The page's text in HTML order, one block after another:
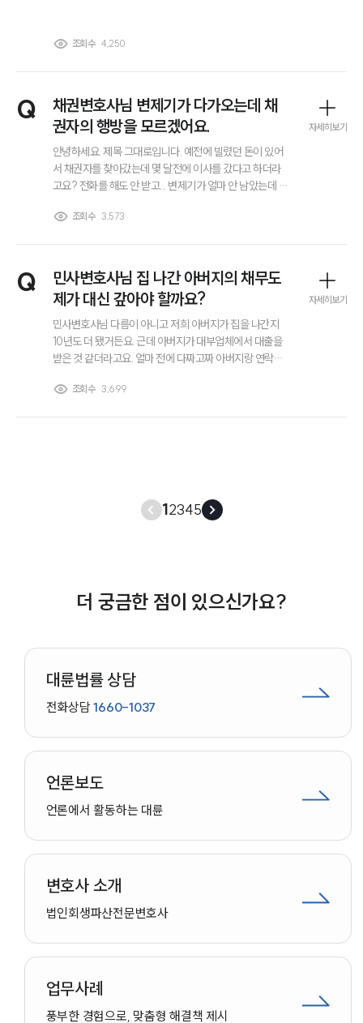
만화로 보는 사례
에 해당한다면 실제로 신고나 법적인 대응도 가능한 건지
조회수 4,250
Q
채권변호사님 변제기가 다가오는데 채
권자의 행방을 모르겠어요.
안녕하세요. 제목 그대로입니다. 예전에 빌렸던 돈이 있어
서 채권자를 찾아갔는데 몇 달전에 이사를 갔다고 하더라
고요? 전화를 해도 안 받고... 변제기가 얼마 안 남았는데 이
사하겠습니다.
조회수 3,573
자세히보기
Q
민사변호사님 집 나간 아버지의 채무도
제가 대신 갚아야 할까요?
민사변호사님 다름이 아니고 저희 아버지가 집을 나간지
10년도 더 됐거든요. 근데 아버지가 대부업체에서 대출을
받은 것 같더라고요. 얼마 전에 다짜고짜 아버지랑 연락이
라고요? 이후에도 계속 밤낮으로 전화를 하는데 이런 경우
조회수 3,699
자세히보기
12345
더 궁금한 점이 있으신가요?
대륜법률 상담
전화상담1660-1037
언론보도
언론에서 활동하는 대륜
변호사 소개
법인회생파산전문변호사
업무사례
풍부한 경험으로, 맞춤형 해결책 제시